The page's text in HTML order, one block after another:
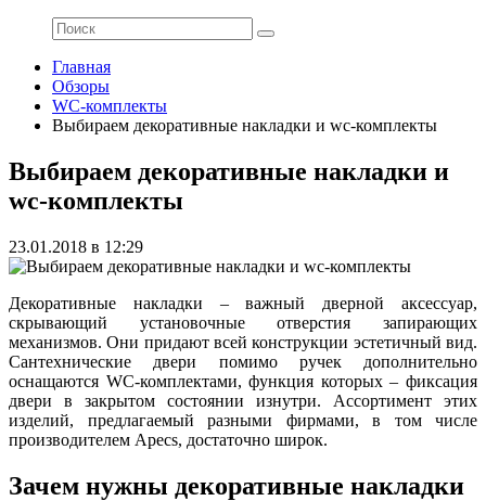
Главная
Обзоры
WC-комплекты
Выбираем декоративные накладки и wc-комплекты
Выбираем декоративные накладки и
wc-комплекты
23.01.2018 в 12:29
Декоративные накладки – важный дверной аксессуар,
скрывающий установочные отверстия запирающих
механизмов. Они придают всей конструкции эстетичный вид.
Сантехнические двери помимо ручек дополнительно
оснащаются WC-комплектами, функция которых – фиксация
двери в закрытом состоянии изнутри. Ассортимент этих
изделий, предлагаемый разными фирмами, в том числе
производителем Apecs, достаточно широк.
Зачем нужны декоративные накладки